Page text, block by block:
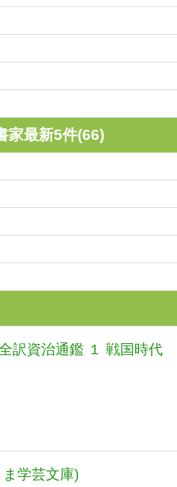
家最新5件(66)
訳資治通鑑 １ 戦国時代
学芸文庫)